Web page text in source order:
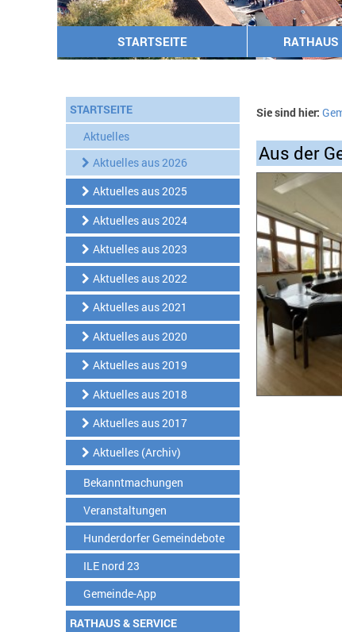
STARTSEITE RATHAUS
STARTSEITE
Aktuelles
Aktuelles aus 2026
Aktuelles aus 2025
Aktuelles aus 2024
Aktuelles aus 2023
Aktuelles aus 2022
Aktuelles aus 2021
Aktuelles aus 2020
Aktuelles aus 2019
Aktuelles aus 2018
Aktuelles aus 2017
Aktuelles (Archiv)
Bekanntmachungen
Veranstaltungen
Hunderdorfer Gemeindebote
ILE nord 23
Gemeinde-App
RATHAUS & SERVICE
Sie sind hier:
Aus der